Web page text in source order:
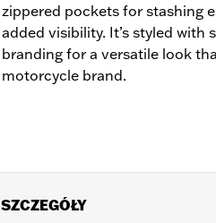
zippered pockets for stashing
added visibility. It’s styled
branding for a versatile look
motorcycle brand.
SZCZEGÓŁY